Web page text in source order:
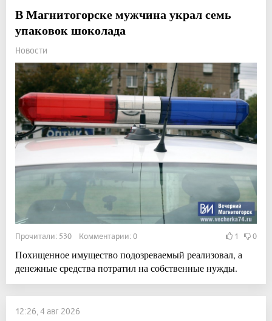
В Магнитогорске мужчина украл семь
упаковок шоколада
Новости
Прочитали: 530 Комментарии: 0 1 0
Похищенное имущество подозреваемый реализовал, а
денежные средства потратил на собственные нужды.
12:26, 4 авг 2026